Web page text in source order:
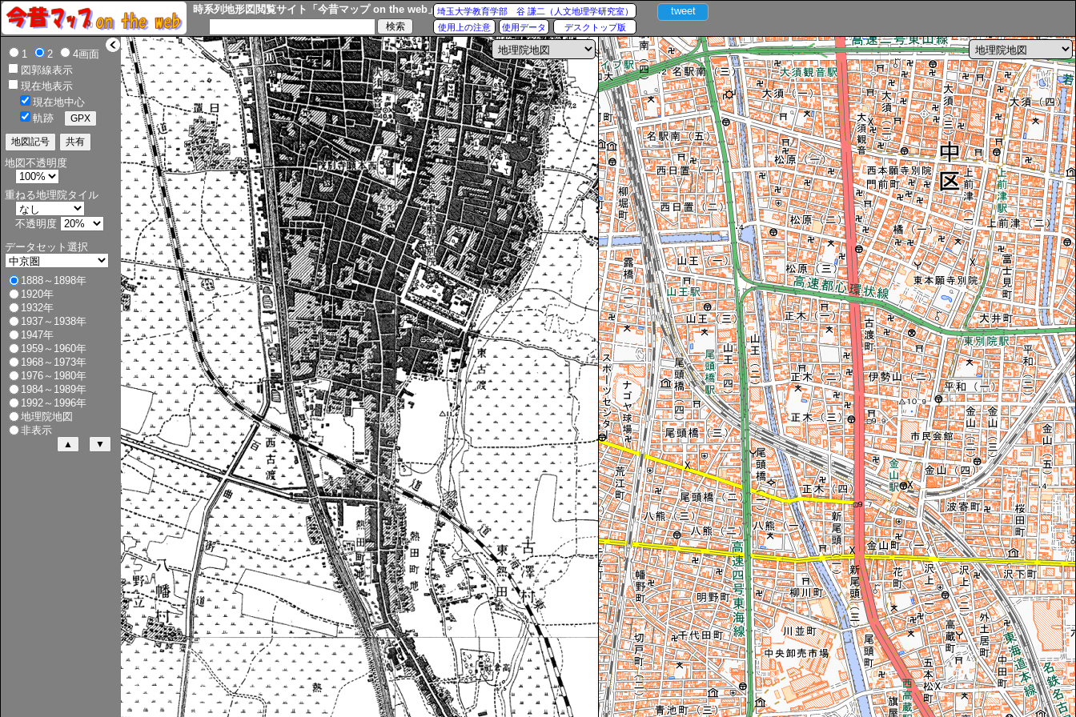
> tweet
時系列地形図閲覧サイト「今昔マップ on the web」埼玉大学教育学部 谷 謙二（人文地理学研究室）
使用上の注意
使用データ デスクトップ版
1 2
4画面
図郭線表示
現在地表示
現在地中心
軌跡
地図不透明度
重ねる地理院タイル
不透明度
データセット選択
1888～1898年
1920年
1932年
1937～1938年
1947年
1959～1960年
1968～1973年
1976～1980年
1984～1989年
1992～1996年
地理院地図
非表示